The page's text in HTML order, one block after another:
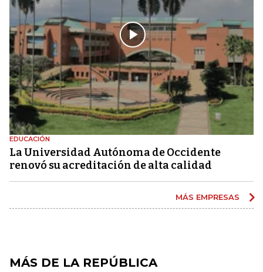
EDUCACIÓN
La Universidad Autónoma de Occidente
renovó su acreditación de alta calidad
MÁS EMPRESAS
MÁS DE LA REPÚBLICA